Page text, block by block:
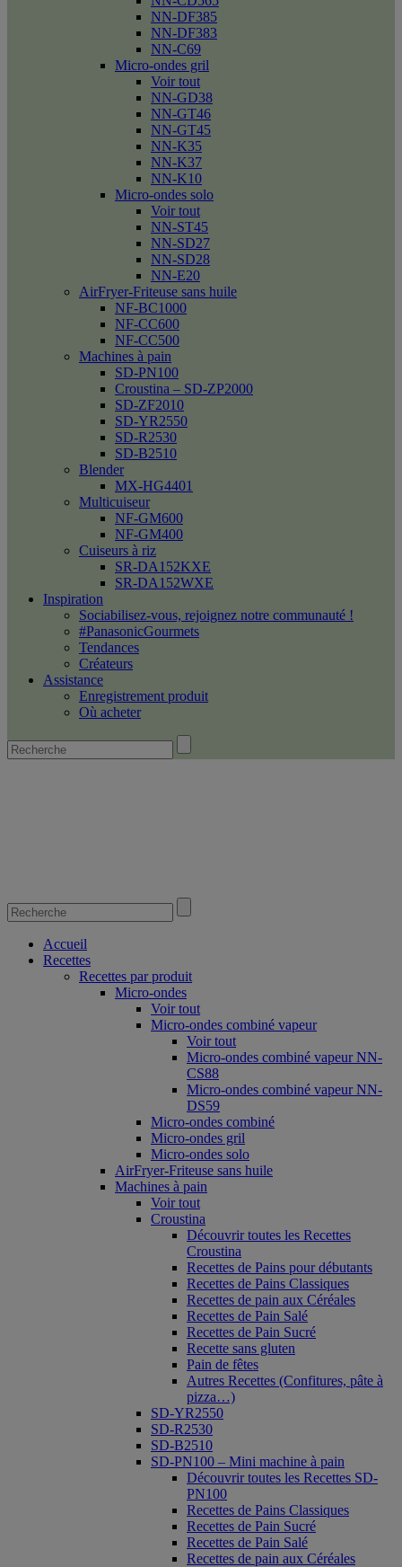
NN-DF385
NN-DF383
NN-C69
Micro-ondes gril
Voir tout
NN-GD38
NN-GT46
NN-GT45
NN-K35
NN-K37
NN-K10
Micro-ondes solo
Voir tout
NN-ST45
NN-SD27
NN-SD28
NN-E20
AirFryer-Friteuse sans huile
NF-BC1000
NF-CC600
NF-CC500
Machines à pain
SD-PN100
Croustina – SD-ZP2000
SD-ZF2010
SD-YR2550
SD-R2530
SD-B2510
Blender
MX-HG4401
Multicuiseur
NF-GM600
NF-GM400
Cuiseurs à riz
SR-DA152KXE
SR-DA152WXE
Inspiration
Sociabilisez-vous, rejoignez notre communauté !
#PanasonicGourmets
Tendances
Créateurs
Assistance
Enregistrement produit
Où acheter
Accueil
Recettes
Recettes par produit
Micro-ondes
Voir tout
Micro-ondes combiné vapeur
Voir tout
Micro-ondes combiné vapeur NN-
CS88
Micro-ondes combiné vapeur NN-
DS59
Micro-ondes combiné
Micro-ondes gril
Micro-ondes solo
AirFryer-Friteuse sans huile
Machines à pain
Voir tout
Croustina
Découvrir toutes les Recettes
Croustina
Recettes de Pains pour débutants
Recettes de Pains Classiques
Recettes de pain aux Céréales
Recettes de Pain Salé
Recettes de Pain Sucré
Recette sans gluten
Pain de fêtes
Autres Recettes (Confitures, pâte à
pizza…)
SD-YR2550
SD-R2530
SD-B2510
SD-PN100 – Mini machine à pain
Découvrir toutes les Recettes SD-
PN100
Recettes de Pains Classiques
Recettes de Pain Sucré
Recettes de Pain Salé
Recettes de pain aux Céréales